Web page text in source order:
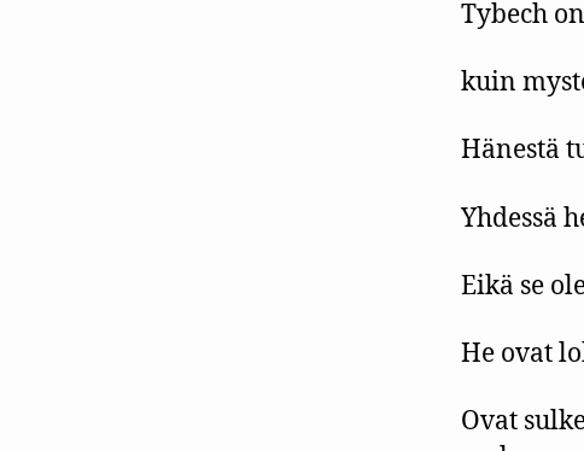
Tybech
kuin
Hänestä
Yhdessä
Eikä se
He ovat
Ovat